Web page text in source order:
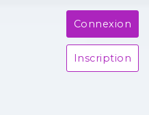
Connexion
Inscription